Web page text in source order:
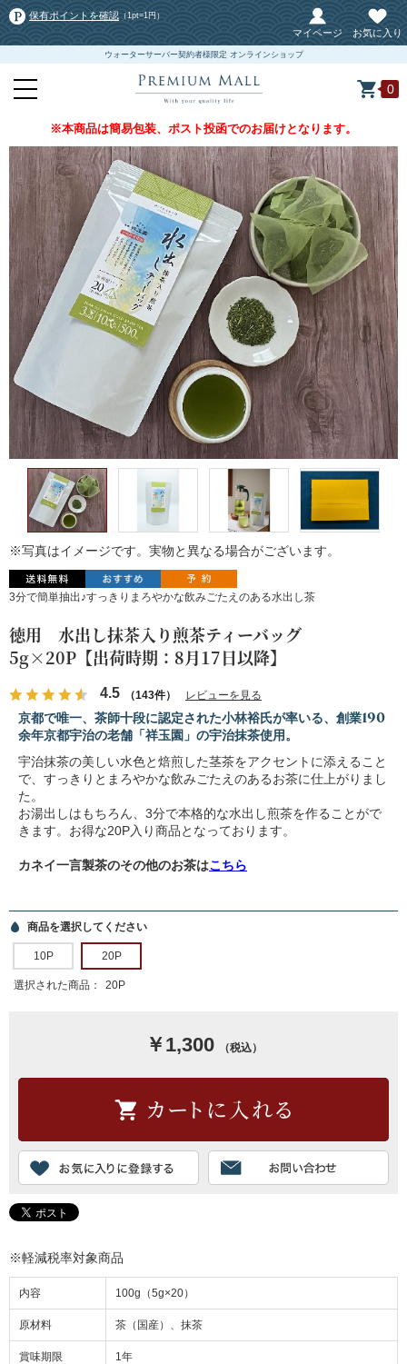
保有ポイントを確認 （1pt=1円）
マイページ お気に入り
ウォーターサーバー契約者様限定 オンラインショップ
0
※本商品は簡易包装、ポスト投函でのお届けとなります。
※写真はイメージです。実物と異なる場合がございます。
3分で簡単抽出♪すっきりまろやかな飲みごたえのある水出し茶
徳用 水出し抹茶入り煎茶ティーバッグ
5g×20P【出荷時期：8月17日以降】
4.5 （143件） レビューを見る
京都で唯一、茶師十段に認定された小林裕氏が率いる、創業190
余年京都宇治の老舗「祥玉園」の宇治抹茶使用。
宇治抹茶の美しい水色と焙煎した茎茶をアクセントに添えること
で、すっきりとまろやかな飲みごたえのあるお茶に仕上がりまし
た。
お湯出しはもちろん、3分で本格的な水出し煎茶を作ることがで
きます。お得な20P入り商品となっております。
カネイ一言製茶のその他のお茶はこちら
商品を選択してください
10P 20P
選択された商品： 20P
￥1,300 （税込）
※軽減税率対象商品
内容 100g（5g×20）
原材料 茶（国産）、抹茶
賞味期限 1年